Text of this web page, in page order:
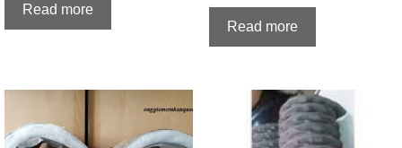
Read more
Read more